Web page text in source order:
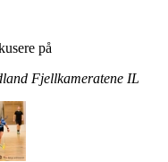
på
Fjellkameratene IL